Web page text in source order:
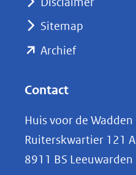
naar
Sitemap
Archief(opent
(verwijst
naar
een
Contact
Huis voor de Wadden
Ruiterskwartier 121 A
8911 BS Leeuwarden